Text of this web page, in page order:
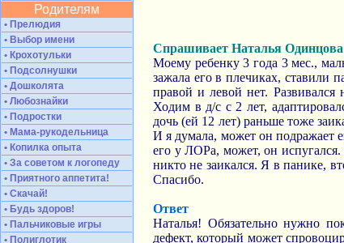
Родителям
• Прелюдия
• Выбор имени
• Крохотульки
• Подсолнушки
• Дошколята
• Любознайки
• Подростки
• Мама-рукодельница
• Копилка опыта
• За советом к логопеду
• Приятного аппетита!
• Скачай!
• Будь здоров!
• Пальчиковые игры
• Полиглотик
Спрашивает Наталья Одинцова
Моему ребенку 3 года 3 мес.,
зажала его в плечиках, ставили
правой и левой нет.
Ходим в д/с с 2 лет,
дочь (ей 12 лет) раньше тоже
И я думала, может он подражает
его у ЛОРа, может, он
никто не заикался. Я в панике,
Спасибо.
Ответ
Наталья! Обязательно нужно
дефект, который может